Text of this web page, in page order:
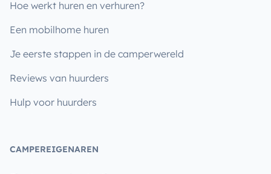
Hoe werkt huren en verhuren?
Een mobilhome huren
Je eerste stappen in de camperwereld
Reviews van huurders
Hulp voor huurders
CAMPEREIGENAREN